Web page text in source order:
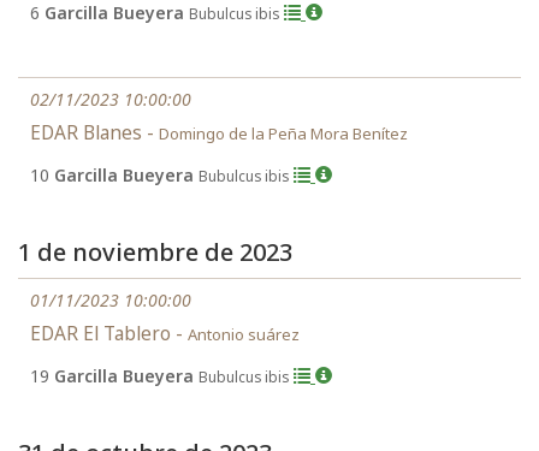
6 Garcilla Bueyera Bubulcus ibis
02/11/2023 10:00:00
EDAR Blanes - Domingo de la Peña Mora Benítez
10 Garcilla Bueyera Bubulcus ibis
1 de noviembre de 2023
01/11/2023 10:00:00
EDAR El Tablero - Antonio suárez
19 Garcilla Bueyera Bubulcus ibis